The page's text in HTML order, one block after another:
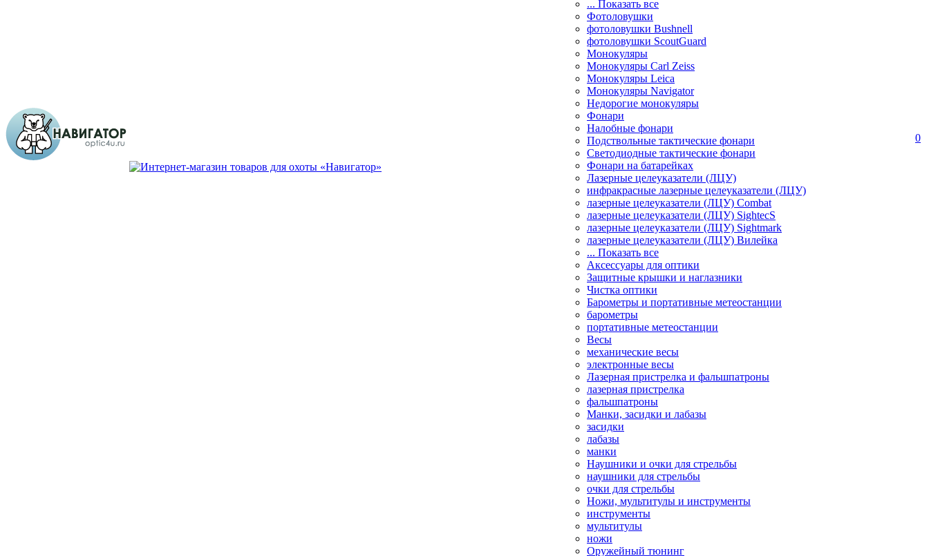
... Показать все
Фотоловушки
фотоловушки Bushnell
фотоловушки ScoutGuard
Монокуляры
Монокуляры Carl Zeiss
Монокуляры Leica
Монокуляры Navigator
Недорогие монокуляры
Фонари
Налобные фонари
Подствольные тактические фонари
Светодиодные тактические фонари
Фонари на батарейках
Лазерные целеуказатели (ЛЦУ)
инфракрасные лазерные целеуказатели (ЛЦУ)
лазерные целеуказатели (ЛЦУ) Combat
лазерные целеуказатели (ЛЦУ) SightecS
лазерные целеуказатели (ЛЦУ) Sightmark
лазерные целеуказатели (ЛЦУ) Вилейка
... Показать все
Аксессуары для оптики
Защитные крышки и наглазники
Чистка оптики
Барометры и портативные метеостанции
барометры
портативные метеостанции
Весы
механические весы
электронные весы
Лазерная пристрелка и фальшпатроны
лазерная пристрелка
фальшпатроны
Манки, засидки и лабазы
засидки
лабазы
манки
Наушники и очки для стрельбы
наушники для стрельбы
очки для стрельбы
Ножи, мультитулы и инструменты
инструменты
мультитулы
ножи
Оружейный тюнинг
0